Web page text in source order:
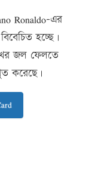
Ronaldo-এর
হচ্ছে।
জল ফেলতে
করেছে।